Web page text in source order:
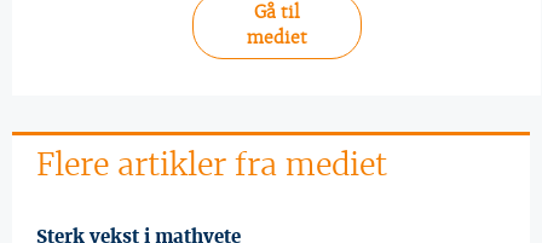
Gå til
mediet
Flere artikler fra mediet
Sterk vekst i mathvete